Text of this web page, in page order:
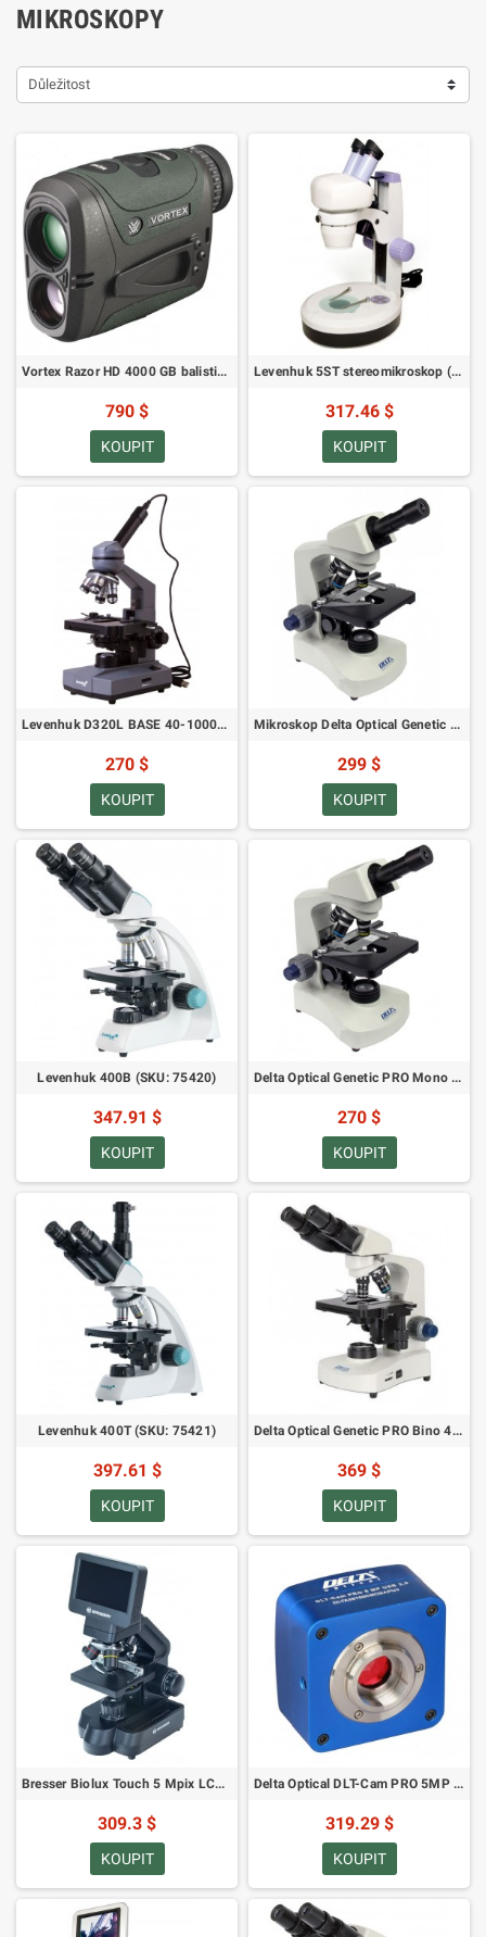
MIKROSKOPY
Důležitost
Vortex Razor HD 4000 GB balistický dálkoměr (SKU: LRF-252-EU)
790 $
KOUPIT
Levenhuk 5ST stereomikroskop (SKU: 35321)
317.46 $
KOUPIT
Levenhuk D320L BASE 40-1000x s 3 Mpix kamerou (SKU: 73812)
270 $
KOUPIT
Mikroskop Delta Optical Genetic PRO Mono 40-1000x (SKU: DO-3400)
299 $
KOUPIT
Levenhuk 400B (SKU: 75420)
347.91 $
KOUPIT
Delta Optical Genetic PRO Mono 40-1000x mikroskop + vestavěná baterie (DO-3401)
270 $
KOUPIT
Levenhuk 400T (SKU: 75421)
397.61 $
KOUPIT
Delta Optical Genetic PRO Bino 40-1000x mikroskop
369 $
KOUPIT
Bresser Biolux Touch 5 Mpix LCD 4,35" 30–300x
309.3 $
KOUPIT
Delta Optical DLT-Cam PRO 5MP USB 3.0 (SKU: DO-4906)
319.29 $
KOUPIT